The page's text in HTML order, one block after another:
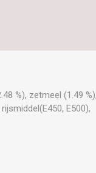
%), zetmeel (1.49 %),
E500),